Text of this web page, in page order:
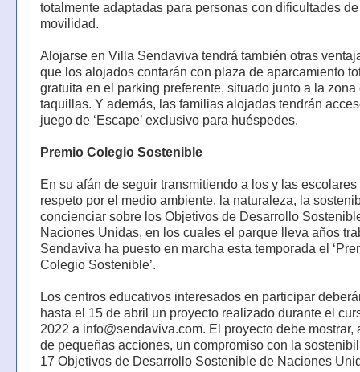
totalmente adaptadas para personas con dificultades de
movilidad.
Alojarse en Villa Sendaviva tendrá también otras
que los alojados contarán con plaza de aparcamiento
gratuita en el parking preferente, situado junto a la zona
taquillas. Y además, las familias alojadas tendrán
juego de ‘Escape’ exclusivo para huéspedes.
Premio Colegio Sostenible
En su afán de seguir transmitiendo a los y las escolares
respeto por el medio ambiente, la naturaleza, la
concienciar sobre los Objetivos de Desarrollo
Naciones Unidas, en los cuales el parque lleva años
Sendaviva ha puesto en marcha esta temporada el
Colegio Sostenible’.
Los centros educativos interesados en participar
hasta el 15 de abril un proyecto realizado durante el
2022 a info@sendaviva.com. El proyecto debe mostrar,
de pequeñas acciones, un compromiso con la
17 Objetivos de Desarrollo Sostenible de Naciones